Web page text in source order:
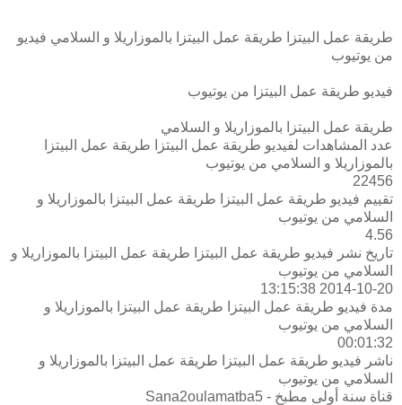
طريقة عمل البيتزا طريقة عمل البيتزا بالموزاريلا و السلامي فيديو
من يوتيوب
فيديو طريقة عمل البيتزا من يوتيوب
طريقة عمل البيتزا بالموزاريلا و السلامي
عدد المشاهدات لفيديو طريقة عمل البيتزا طريقة عمل البيتزا
بالموزاريلا و السلامي من يوتيوب
22456
تقييم فيديو طريقة عمل البيتزا طريقة عمل البيتزا بالموزاريلا و
السلامي من يوتيوب
4.56
تاريخ نشر فيديو طريقة عمل البيتزا طريقة عمل البيتزا بالموزاريلا و
السلامي من يوتيوب
2014-10-20 13:15:38
مدة فيديو طريقة عمل البيتزا طريقة عمل البيتزا بالموزاريلا و
السلامي من يوتيوب
00:01:32
ناشر فيديو طريقة عمل البيتزا طريقة عمل البيتزا بالموزاريلا و
السلامي من يوتيوب
قناة سنة أولى مطبخ - Sana2oulamatba5